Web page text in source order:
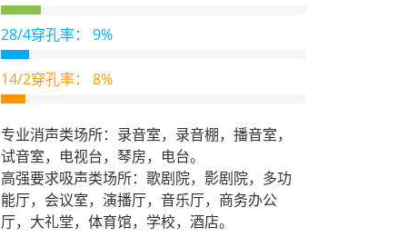
28/4穿孔率： 9%
14/2穿孔率： 8%
专业消声类场所：录音室，录音棚，播音室，
试音室，电视台，琴房，电台。
高强要求吸声类场所：歌剧院，影剧院，多功
能厅，会议室，演播厅，音乐厅，商务办公
厅，大礼堂，体育馆，学校，酒店。